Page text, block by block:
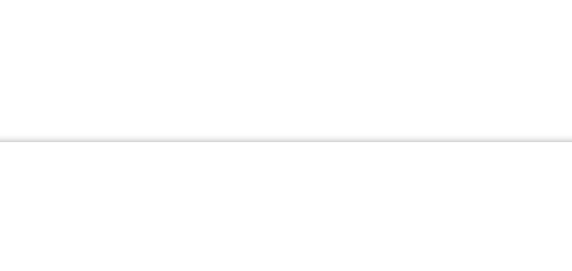
欧联杯 巴西甲
瑞典超